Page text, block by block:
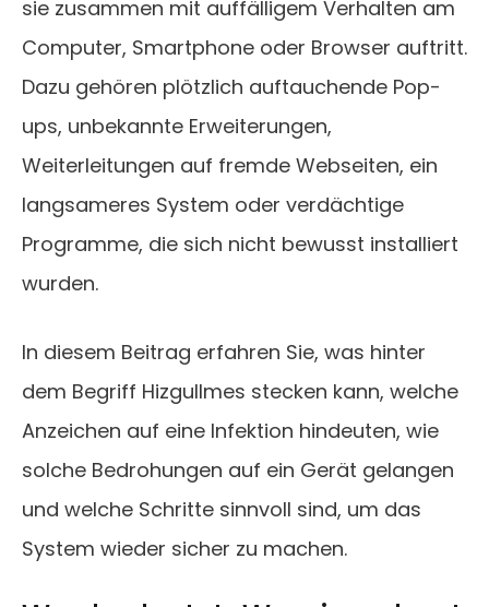
sie zusammen mit auffälligem Verhalten am
Computer, Smartphone oder Browser auftritt.
Dazu gehören plötzlich auftauchende Pop-
ups, unbekannte Erweiterungen,
Weiterleitungen auf fremde Webseiten, ein
langsameres System oder verdächtige
Programme, die sich nicht bewusst installiert
wurden.
In diesem Beitrag erfahren Sie, was hinter
dem Begriff Hizgullmes stecken kann, welche
Anzeichen auf eine Infektion hindeuten, wie
solche Bedrohungen auf ein Gerät gelangen
und welche Schritte sinnvoll sind, um das
System wieder sicher zu machen.